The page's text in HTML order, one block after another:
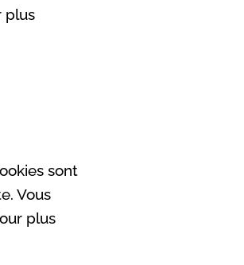
plus
sont
Vous
plus